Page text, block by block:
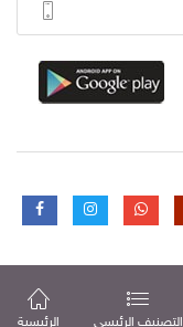
الرئيسية التصنيف الرئيسي